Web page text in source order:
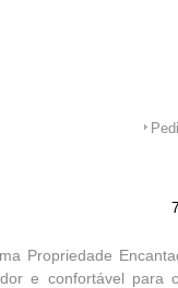
Propriedade
e confortável para